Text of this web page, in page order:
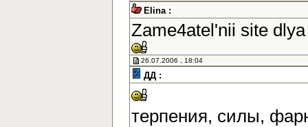
Elina :
Zame4atel'nii site
26.07.2006 , 18:04
ДД :
терпения, силы,